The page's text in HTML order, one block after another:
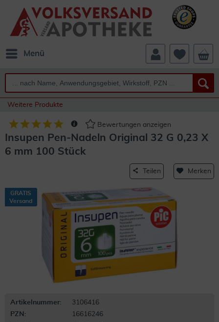
Menü
Weitere Produkte
Bewertungen anzeigen
Insupen Pen-Nadeln Original 32 G 0,23 X
6 mm 100 Stück
Teilen Merken
GRATIS
Versand
Artikelnummer:
3106416
PZN:
16616246